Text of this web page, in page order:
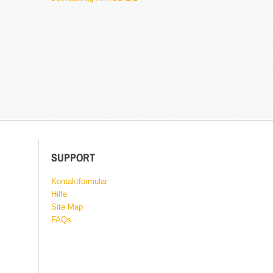
SUPPORT
Kontaktformular
Hilfe
Site Map
FAQs